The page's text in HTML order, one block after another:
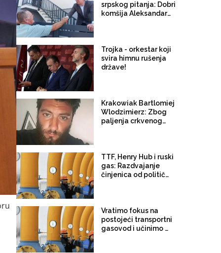
srpskog pitanja: Dobri
komšija Aleksandar
Trojka - orkestar koji
svira himnu rušenja
države!
Krakowiak Bartlomiej
Wlodzimierz: Zbog
paljenja crkvenog
pokušale iskoristiti
incident za dizanje
međunacionalnih
TTF, Henry Hub i ruski
gas: Razdvajanje
činjenica od političkih
Vratimo fokus na
postojeći transportni
gasovod i učinimo ga